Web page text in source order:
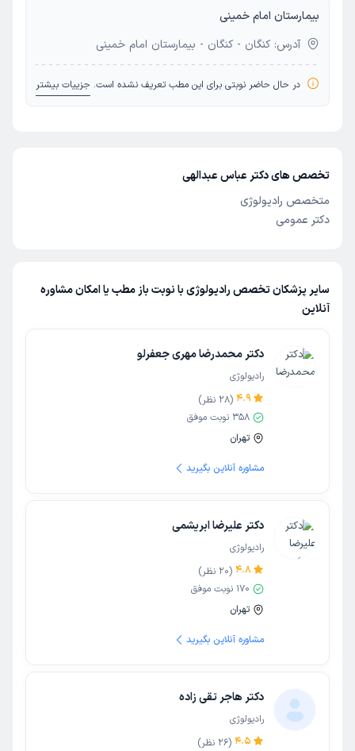
بیمارستان امام خمینی
آدرس: کنگان - کنگان - بیمارستان امام خمینی
در حال حاضر نوبتی برای این مطب تعریف نشده است. جزییات بیشتر
تخصص های دکتر عباس عبدالهی
متخصص رادیولوژی
دکتر عمومی
سایر پزشکان تخصص رادیولوژی با نوبت باز مطب یا امکان مشاوره
آنلاین
دکتر محمدرضا مهری جعفرلو
رادیولوژی
4.9
(
28 نظر)
358 نوبت موفق
تهران
مشاوره آنلاین بگیرید
دکتر علیرضا ابریشمی
رادیولوژی
4.8
(
20 نظر)
170 نوبت موفق
تهران
مشاوره آنلاین بگیرید
دکتر هاجر تقی زاده
رادیولوژی
4.5
(
26 نظر)